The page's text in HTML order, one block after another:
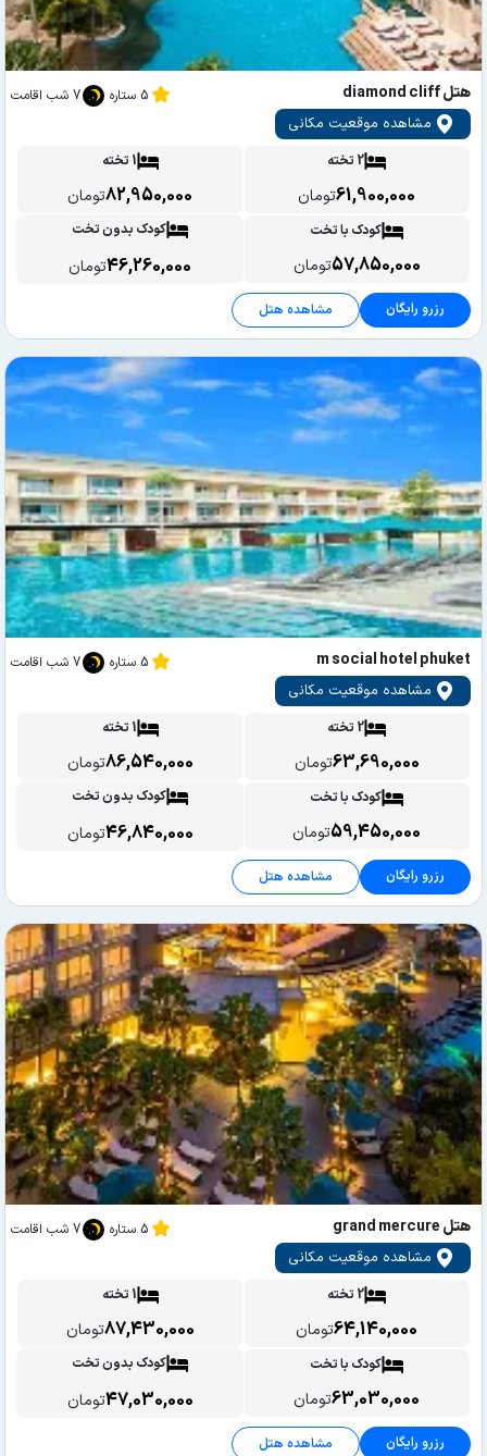
هتل diamond cliff
مشاهده موقعیت مکانی
5 ستاره 7 شب اقامت
2 تخته
61,900,000تومان
1 تخته
82,950,000تومان
کودک با تخت
57,850,000تومان
کودک بدون تخت
46,260,000تومان
رزرو رایگان مشاهده هتل
m social hotel phuket
مشاهده موقعیت مکانی
5 ستاره 7 شب اقامت
2 تخته
63,690,000تومان
1 تخته
86,540,000تومان
کودک با تخت
59,450,000تومان
کودک بدون تخت
46,840,000تومان
رزرو رایگان مشاهده هتل
هتل grand mercure
مشاهده موقعیت مکانی
5 ستاره 7 شب اقامت
2 تخته
64,140,000تومان
1 تخته
87,430,000تومان
کودک با تخت
63,030,000تومان
کودک بدون تخت
47,030,000تومان
رزرو رایگان مشاهده هتل